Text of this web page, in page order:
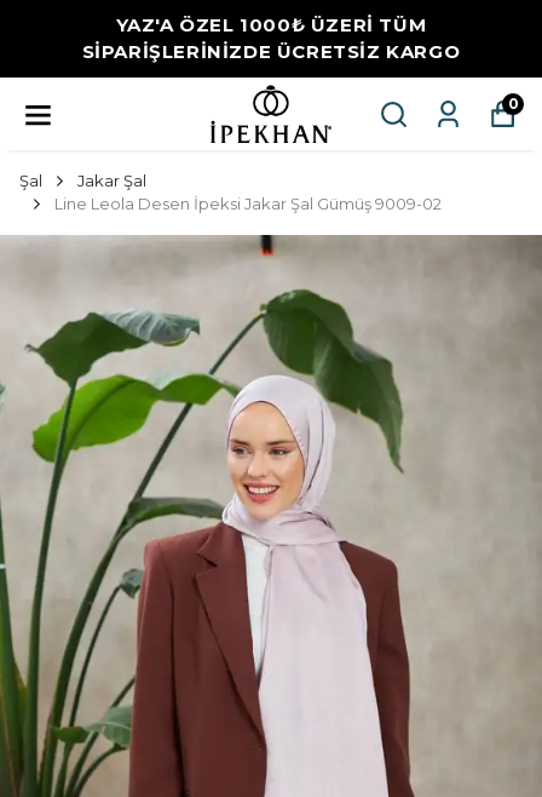
YAZ'A ÖZEL 1000₺ ÜZERİ TÜM
SİPARİŞLERİNİZDE ÜCRETSİZ KARGO
0
Şal
Jakar Şal
Line Leola Desen İpeksi Jakar Şal Gümüş 9009-02